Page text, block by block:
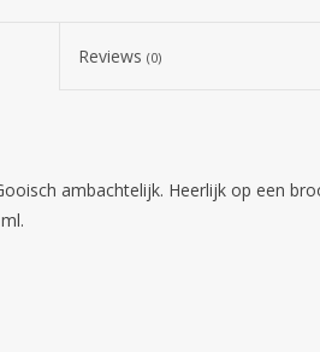
Reviews(0)
ambachtelijk. Heerlijk op een